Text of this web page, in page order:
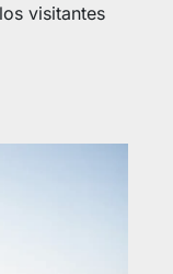
visitantes